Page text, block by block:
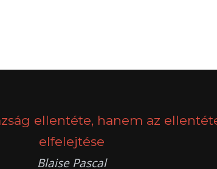
ellentéte, hanem az
elfelejtése
Blaise Pascal